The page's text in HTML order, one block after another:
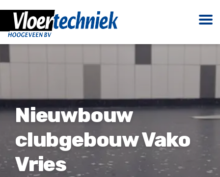
Nieuwbouw
clubgebouw Vako
Vries